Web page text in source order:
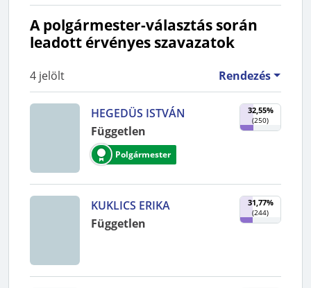
A polgármester-választás során
leadott érvényes szavazatok
4 jelölt Rendezés
HEGEDÜS ISTVÁN
Független
Polgármester
32,55%
(250)
KUKLICS ERIKA
Független
31,77%
(244)